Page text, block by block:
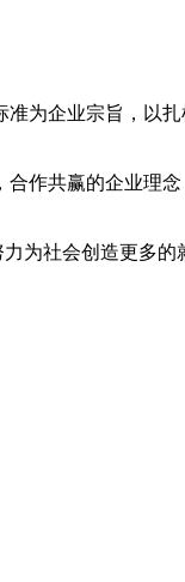
为企业宗旨，以
作共赢的企业理
为社会创造更多